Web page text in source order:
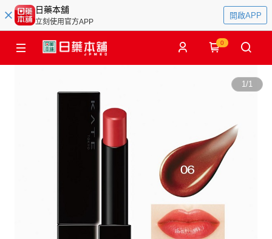
日藥本舖
立刻使用官方APP
開啟APP
0
1/1